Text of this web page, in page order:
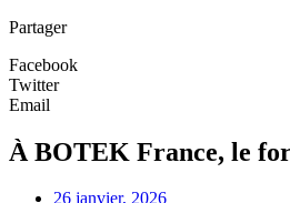
Partager
Facebook
Twitter
Email
À BOTEK France, le
26 janvier, 2026